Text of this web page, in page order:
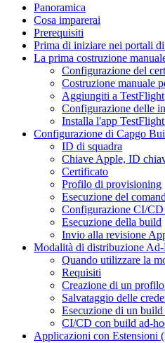
Panoramica
Cosa imparerai
Prerequisiti
Prima di iniziare nei portali
La prima costruzione
Configurazione del
Costruzione manuale
Aggiungiti a TestFlight
Configurazione delle
Installa l'app
Configurazione di Capgo
ID di squadra
Chiave Apple, ID
Certificato
Profilo di provisioning
Esecuzione del
Configurazione CI/
Esecuzione della build
Invio alla revisione
Modalità di distribuzione
Quando utilizzare la
Requisiti
Creazione di un
Salvataggio delle
Esecuzione di un build
CI/CD con build ad-
Applicazioni con Estensioni